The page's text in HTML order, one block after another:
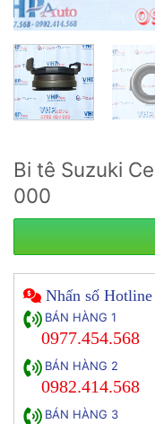
Bi tê Suzuki
000
Nhấn số
BÁN HÀNG 1
0977.454.568
BÁN HÀNG 2
0982.414.568
BÁN HÀNG 3